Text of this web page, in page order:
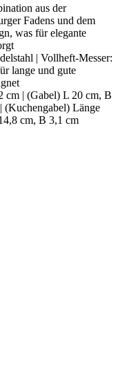
aus der
Fadens und dem
was für elegante
| Vollheft-Messer:
lange und gute
cm | (Gabel) L 20 cm, B
(Kuchengabel) Länge
cm, B 3,1 cm